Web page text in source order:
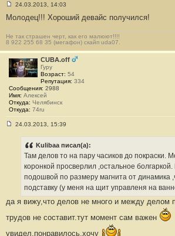
о
б
щ
е
н
и
е
#
9
24.03.2013, 14:03
Молодец!!! Хороший девайс получился!
Не так страшен черт, как его малюют!!!!
8 922 255 68 35 (мегафон) скайп uda07.
CUBA.off
Гуру
Возраст: 54
Репутация: 334
Сообщения: 2988
Имя: Алексей
Откуда: Челябинск
Откуда: 74ru
2
24.03.2013, 15:39
Kulibaa писал(а):
Там делов то на пару часиков до покраски.
коронкой просверлил ,остальное
подошвой по размеру магнита от динамика
подставку (у меня на щит управленя на
да я вижу,что делов не много и между делом
трудов не составит.тут момент сам важен
увидел,понравилось,хочу